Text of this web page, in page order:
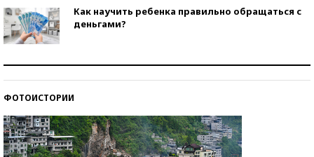
Как научить ребенка правильно обращаться с
деньгами?
ФОТОИСТОРИИ